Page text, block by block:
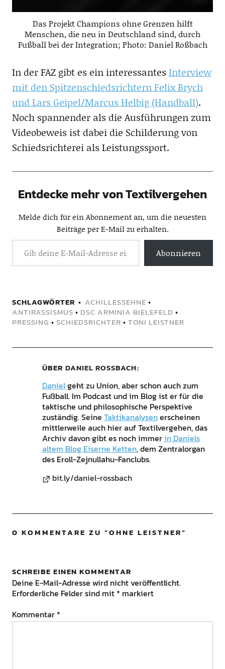
Das Projekt Champions ohne Grenzen hilft
Menschen, die neu in Deutschland sind, durch
Fußball bei der Integration; Photo: Daniel Roßbach
In der FAZ gibt es ein interessantesInterview
mit den Spitzenschiedsrichtern Felix Brych
und Lars Geipel/Marcus Helbig (Handball).
Noch spannender als die Ausführungen zum
Videobeweis ist dabei die Schilderung von
Schiedsrichterei als Leistungssport.
Entdecke mehr von Textilvergehen
Melde dich für ein Abonnement an, um die neuesten
Beiträge per E-Mail zu erhalten.
Abonnieren
SCHLAGWÖRTER ACHILLESSEHNE •
ANTIRASSISMUS • DSC ARMINIA BIELEFELD •
PRESSING • SCHIEDSRICHTER • TONI LEISTNER
ÜBER DANIEL ROSSBACH
Danielgeht zu Union, aber schon auch zum
Fußball. Im Podcast und im Blog ist er für die
taktische und philosophische Perspektive
zuständig. Seine Taktikanalysenerscheinen
mittlerweile auch hier auf Textilvergehen, das
Archiv davon gibt es noch immerin Daniels
altem Blog Eiserne Ketten, dem Zentralorgan
des Eroll-Zejnullahu-Fanclubs.
bit.ly/daniel-rossbach
0 KOMMENTARE ZU “OHNE LEISTNER”
SCHREIBE EINEN KOMMENTAR
Deine E-Mail-Adresse wird nicht veröffentlicht.
Erforderliche Felder sind mit * markiert
Kommentar *